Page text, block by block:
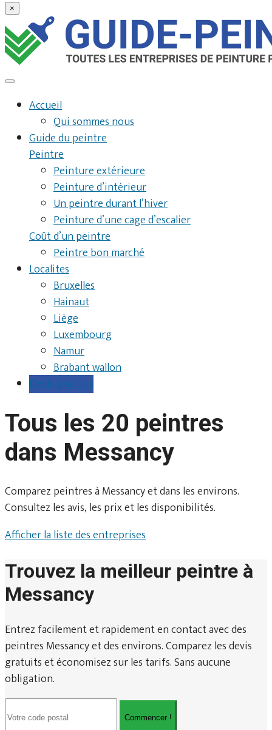
×
Accueil
Qui sommes nous
Guide du peintre
Peintre
Peinture extérieure
Peinture d’intérieur
Un peintre durant l’hiver
Peinture d’une cage d’escalier
Coût d’un peintre
Peintre bon marché
Localites
Bruxelles
Hainaut
Liège
Luxembourg
Namur
Brabant wallon
Devis gratuits
Tous les 20 peintres
dans Messancy
Comparez peintres à Messancy et dans les environs.
Consultez les avis, les prix et les disponibilités.
Afficher la liste des entreprises
Trouvez la meilleur peintre à
Messancy
Entrez facilement et rapidement en contact avec des
peintres Messancy et des environs. Comparez les devis
gratuits et économisez sur les tarifs. Sans aucune
obligation.
Commencer !